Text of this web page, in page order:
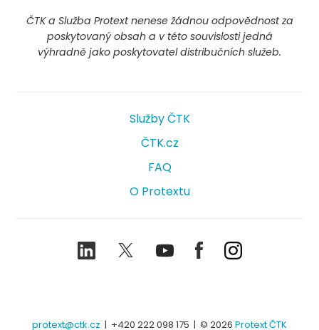
ČTK a Služba Protext nenese žádnou odpovědnost za
poskytovaný obsah a v této souvislosti jedná
výhradně jako poskytovatel distribučních služeb.
Služby ČTK
ČTK.cz
FAQ
O Protextu
LinkedIn TwitterYoutubeFacebookInstagram
protext@ctk.cz | +420 222 098 175 | © 2026 Protext ČTK